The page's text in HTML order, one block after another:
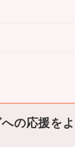
の応援を